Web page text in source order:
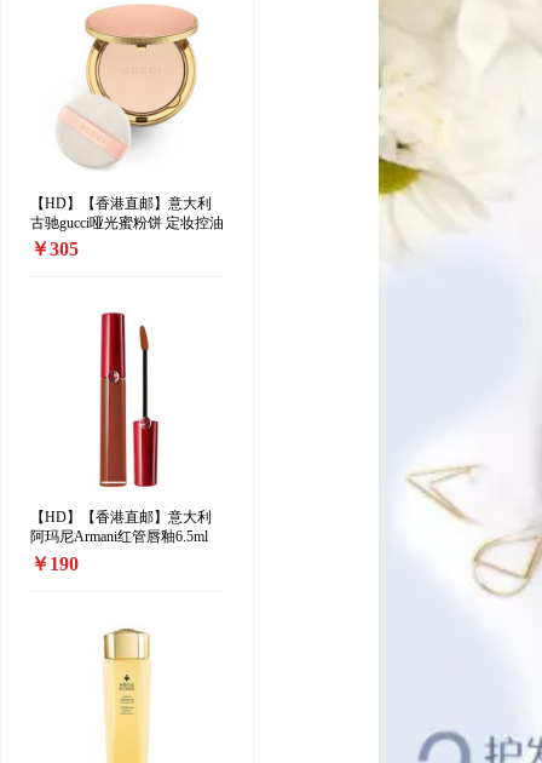
【HD】【香港直邮】意大利
古驰gucci哑光蜜粉饼 定妆控油
散粉10g 00#
￥305
【HD】【香港直邮】意大利
阿玛尼Armani红管唇釉6.5ml
208#
￥190